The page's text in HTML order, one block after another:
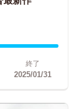
終了
2025/01/31